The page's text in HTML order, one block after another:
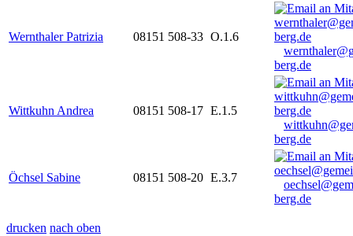
Wernthaler Patrizia 08151 508-33 O.1.6
berg.de
Wittkuhn Andrea 08151 508-17 E.1.5
berg.de
Öchsel Sabine 08151 508-20 E.3.7
berg.de
drucken nach oben